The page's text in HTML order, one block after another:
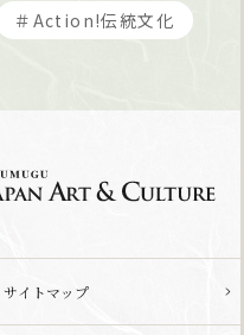
＃Action!伝統文化
サイトマップ